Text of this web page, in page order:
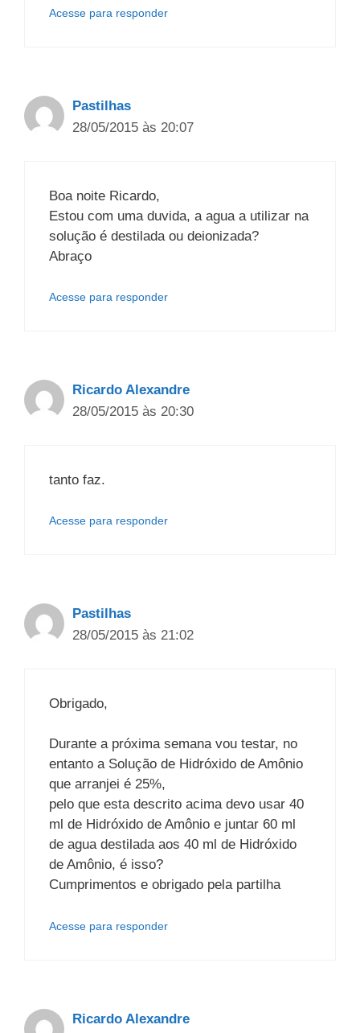
Acesse para responder
Pastilhas
28/05/2015 às 20:07
Boa noite Ricardo,
Estou com uma duvida, a agua a utilizar na
solução é destilada ou deionizada?
Abraço
Acesse para responder
Ricardo Alexandre
28/05/2015 às 20:30
tanto faz.
Acesse para responder
Pastilhas
28/05/2015 às 21:02
Obrigado,
Durante a próxima semana vou testar, no
entanto a Solução de Hidróxido de Amônio
que arranjei é 25%,
pelo que esta descrito acima devo usar 40
ml de Hidróxido de Amônio e juntar 60 ml
de agua destilada aos 40 ml de Hidróxido
de Amônio, é isso?
Cumprimentos e obrigado pela partilha
Acesse para responder
Ricardo Alexandre